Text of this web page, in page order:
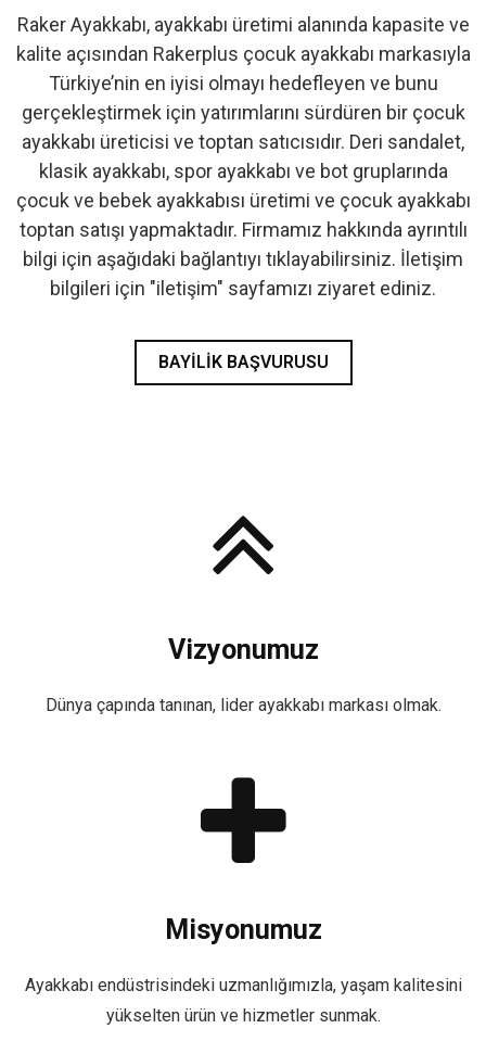
- İlk Adım & Bebek Ayakkabı
- Babetler
Raker Ayakkabı, ayakkabı üretimi alanında kapasite ve
kalite açısından Rakerplus çocuk ayakkabı markasıyla
Türkiye’nin en iyisi olmayı hedefleyen ve bunu
gerçekleştirmek için yatırımlarını sürdüren bir çocuk
ayakkabı üreticisi ve toptan satıcısıdır. Deri sandalet,
klasik ayakkabı, spor ayakkabı ve bot gruplarında
çocuk ve bebek ayakkabısı üretimi ve çocuk ayakkabı
toptan satışı yapmaktadır. Firmamız hakkında ayrıntılı
bilgi için aşağıdaki bağlantıyı tıklayabilirsiniz. İletişim
bilgileri için "iletişim" sayfamızı ziyaret ediniz.
BAYILIK BAŞVURUSU
Vizyonumuz
Dünya çapında tanınan, lider ayakkabı markası olmak.
Misyonumuz
Ayakkabı endüstrisindeki uzmanlığımızla, yaşam kalitesini
yükselten ürün ve hizmetler sunmak.